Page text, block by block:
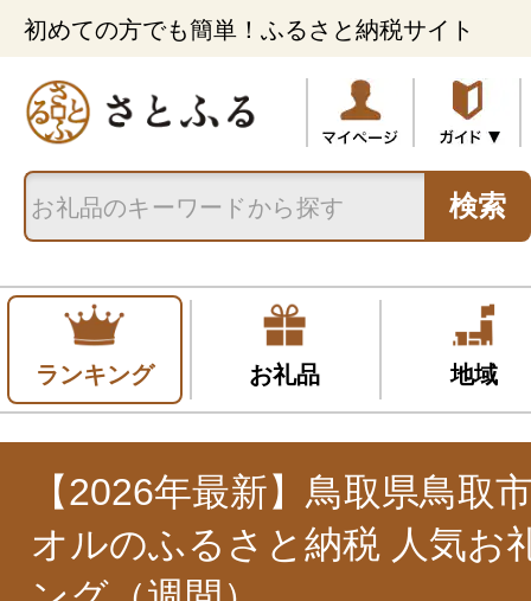
初めての方でも簡単！ふるさと納税サイト
検索
ランキング お礼品 地域
【2026年最新】鳥取県鳥取
オルのふるさと納税 人気お